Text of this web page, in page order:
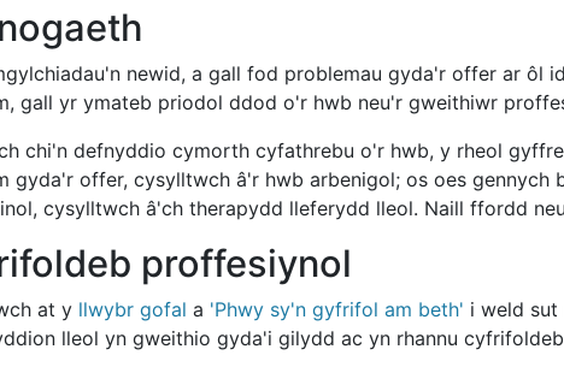
newid, a gall fod problemau gyda'r offer ar ôl
gall yr ymateb priodol ddod o'r hwb neu'r gweithiwr
chi'n defnyddio cymorth cyfathrebu o'r hwb, y rheol
gyda'r offer, cysylltwch â'r hwb arbenigol; os oes gennych
cysylltwch â'ch therapydd lleferydd lleol. Naill ffordd
proffesiynol
at y llwybr gofal a 'Phwy sy'n gyfrifol am beth' i weld sut
lleol yn gweithio gyda'i gilydd ac yn rhannu